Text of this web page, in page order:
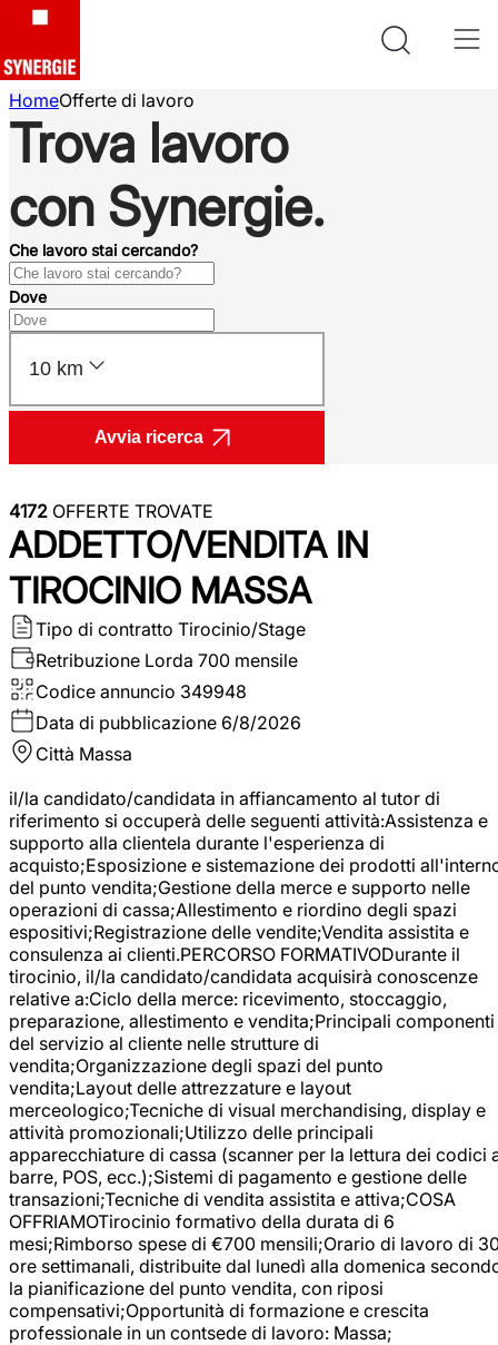
HomeOfferte di lavoro
Trova lavoro
con Synergie.
Che lavoro stai cercando?
Dove
10 km
Avvia ricerca
4172 OFFERTE TROVATE
ADDETTO/VENDITA IN
TIROCINIO MASSA
Tipo di contratto Tirocinio/Stage
Retribuzione Lorda 700 mensile
Codice annuncio 349948
Data di pubblicazione 6/8/2026
Città Massa
il/la candidato/candidata in affiancamento al tutor di
riferimento si occuperà delle seguenti attività:Assistenza e
supporto alla clientela durante l'esperienza di
acquisto;Esposizione e sistemazione dei prodotti
del punto vendita;Gestione della merce e supporto nelle
operazioni di cassa;Allestimento e riordino degli spazi
espositivi;Registrazione delle vendite;Vendita assistita e
consulenza ai clienti.PERCORSO FORMATIVODurante il
tirocinio, il/la candidato/candidata acquisirà conoscenze
relative a:Ciclo della merce: ricevimento, stoccaggio,
preparazione, allestimento e vendita;Principali componenti
del servizio al cliente nelle strutture di
vendita;Organizzazione degli spazi del punto
vendita;Layout delle attrezzature e layout
merceologico;Tecniche di visual merchandising, display e
attività promozionali;Utilizzo delle principali
apparecchiature di cassa (scanner per la lettura dei codici
barre, POS, ecc.);Sistemi di pagamento e gestione delle
transazioni;Tecniche di vendita assistita e attiva;COSA
OFFRIAMOTirocinio formativo della durata di 6
mesi;Rimborso spese di €700 mensili;Orario di lavoro di
ore settimanali, distribuite dal lunedì alla domenica
la pianificazione del punto vendita, con riposi
compensativi;Opportunità di formazione e crescita
professionale in un contsede di lavoro: Massa;